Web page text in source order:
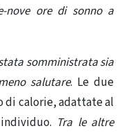
nove ore di sonno a
somministrata sia
salutare. Le due
di calorie, adattate al
Tra le altre